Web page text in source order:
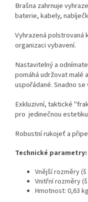
Brašna zahrnuje
baterie, kabely,
Vyhrazená polstrovaná
organizaci vybavení.
Nastavitelný a
pomáhá udržovat malé
uspořádané. Snadno
Exkluzivní, taktické
pro jedinečnou
Robustní rukojeť a
Technické parametry:
Vnější rozměry (š
Vnitřní rozměry (š
Hmotnost: 0,63 kg